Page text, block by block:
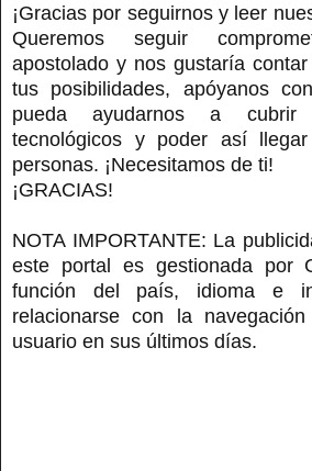
¡Gracias por seguirnos y leer
Queremos seguir
apostolado y nos gustaría
tus posibilidades, apóyanos
pueda ayudarnos a cubrir
tecnológicos y poder así
personas. ¡Necesitamos de ti!
¡GRACIAS!
NOTA IMPORTANTE: La
este portal es gestionada por
función del país, idioma e
relacionarse con la
usuario en sus últimos días.